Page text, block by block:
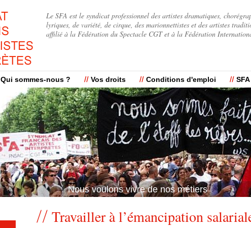
Le SFA est le syndicat professionnel des artistes dramatiques,
lyriques, de variété, de cirque, des marionnettistes et des artistes
affilié à la Fédération du Spectacle CGT et à la Fédération
Qui sommes-nous ? Vos droits Conditions d'emploi
Nous voulons vivre de nos métiers
Nous voulons vivre de nos métiers
Travailler à l’émancipation